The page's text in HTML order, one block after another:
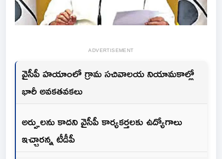
ADVERTISEMENT
వైసీపీ హయాంలో గ్రామ సచివాలయ నియామకాల్లో
భారీ అవకతవకలు
అర్హులను కాదని వైసీపీ కార్యకర్తలకు ఉద్యోగాలు
ఇచ్చారన్న టీడీపీ